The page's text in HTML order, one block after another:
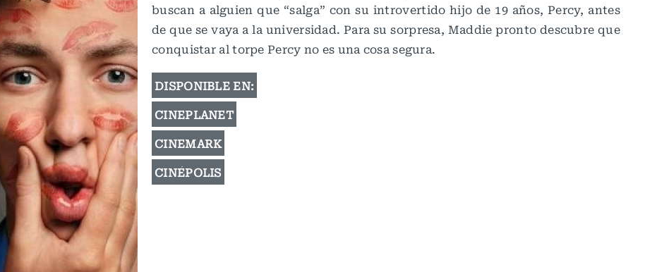
buscan a alguien que “salga” con su introvertido hijo de 19 años, Percy, antes
de que se vaya a la universidad. Para su sorpresa, Maddie pronto descubre que
conquistar al torpe Percy no es una cosa segura.
DISPONIBLE EN:
CINEPLANET
CINEMARK
CINÉPOLIS